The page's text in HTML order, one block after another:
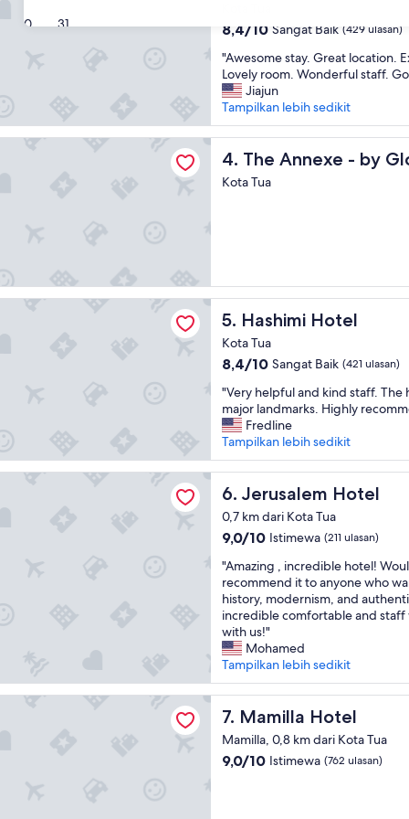
30 31
l
o
c
a
t
o
n
e
o
u
s
s
a
f
f
.
N
o
b
r
a
i
n
e
r
i
f
l
o
o
n
g
w
8.4
10,
Sangat
Baik,
(429
ulasan)
8,4/10 Sangat Baik (429 ulasan)
"
A
w
e
s
o
m
s
r
e
a
t
o
c
t
i
n
E
x
c
l
l
e
n
t
s
e
r
v
i
c
e
.
"Awesome stay. Great location.
Lovely room. Wonderful staff.
Jiajun
Tampilkan lebih sedikit
4. The Annexe - by
The Annexe - by Gloria
Kota Tua
- by Gloria Hotel
5. Hashimi Hotel
Hashimi Hotel
Kota Tua
8.4
10,
Sangat
Baik,
(421
ulasan)
8,4/10 Sangat Baik (421 ulasan)
"
V
e
r
y
h
e
p
f
a
n
d
k
i
n
d
t
a
f
f
"Very helpful and kind staff. The
major landmarks. Highly
Fredline
Tampilkan lebih sedikit
6. Jerusalem Hotel
Jerusalem Hotel
0,7 km dari Kota Tua
9.0
10,
Istimewa,
(211
ulasan)
9,0/10 Istimewa (211 ulasan)
"
A
m
a
z
i
n
g
,
i
c
r
"Amazing , incredible hotel!
recommend it to anyone who
history, modernism, and
incredible comfortable and
with us!"
Mohamed
Tampilkan lebih sedikit
Hotel
7. Mamilla Hotel
Mamilla Hotel
Mamilla, 0,8 km dari Kota Tua
9.0
9,0/10 Istimewa (762 ulasan)